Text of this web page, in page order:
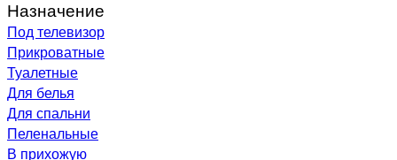
Назначение
Под телевизор
Прикроватные
Туалетные
Для белья
Для спальни
Пеленальные
В прихожую